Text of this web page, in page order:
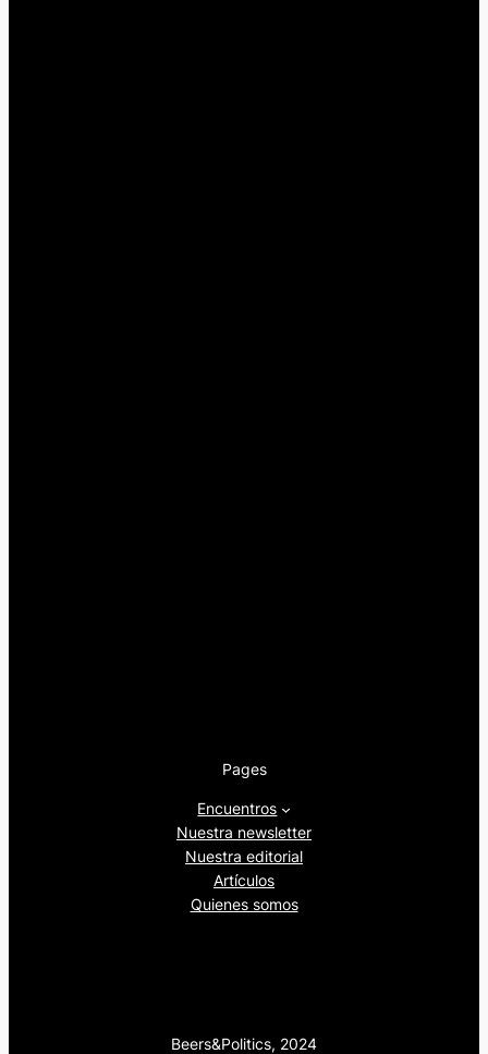
Pages
Encuentros
Nuestra newsletter
Nuestra editorial
Artículos
Quienes somos
Beers&Politics, 2024